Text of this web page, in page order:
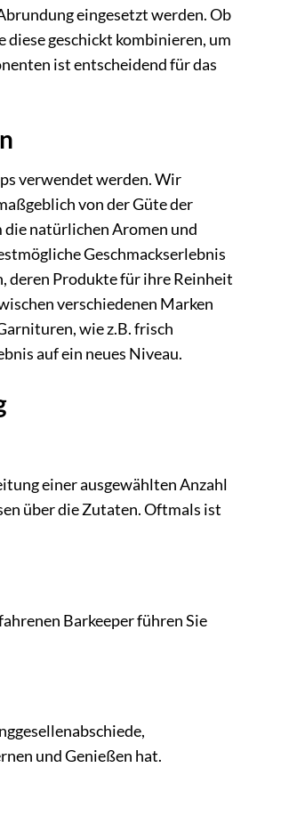
eingesetzt werden. Ob
geschickt kombinieren, um
ist entscheidend für das
verwendet werden. Wir
von der Güte der
die natürlichen Aromen und
Geschmackserlebnis
deren Produkte für ihre Reinheit
verschiedenen Marken
wie z.B. frisch
auf ein neues Niveau.
einer ausgewählten Anzahl
über die Zutaten. Oftmals ist
Barkeeper führen Sie
und Genießen hat.